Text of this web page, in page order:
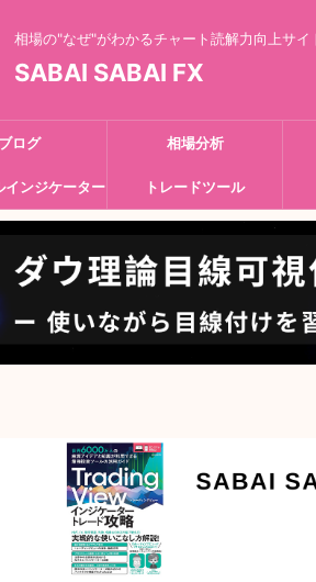
相場の"なぜ"がわかるチャート読解力向上サイ
SABAI SABAI FX
ブログ 相場分析
インジケーター トレードツール